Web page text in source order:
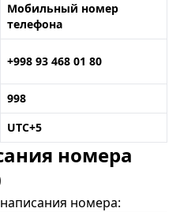
Мобильный номер
телефона
+998 93 468 01 80
998
UTC+5
номера
номера: